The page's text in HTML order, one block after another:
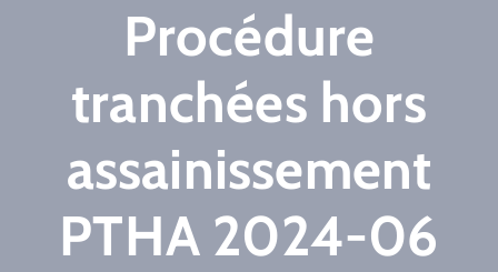
CONTACTS
Procédure
tranchées hors
assainissement
PTHA 2024-06